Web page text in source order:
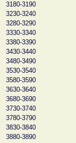
3180-3190
3230-3240
3280-3290
3330-3340
3380-3390
3430-3440
3480-3490
3530-3540
3580-3590
3630-3640
3680-3690
3730-3740
3780-3790
3830-3840
3880-3890